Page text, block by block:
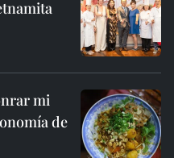
mi
de